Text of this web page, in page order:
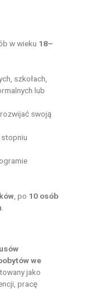
w wieku 18–
szkołach,
lub
swoją
stopniu
, po 10 osób
.
we
jako
pracę